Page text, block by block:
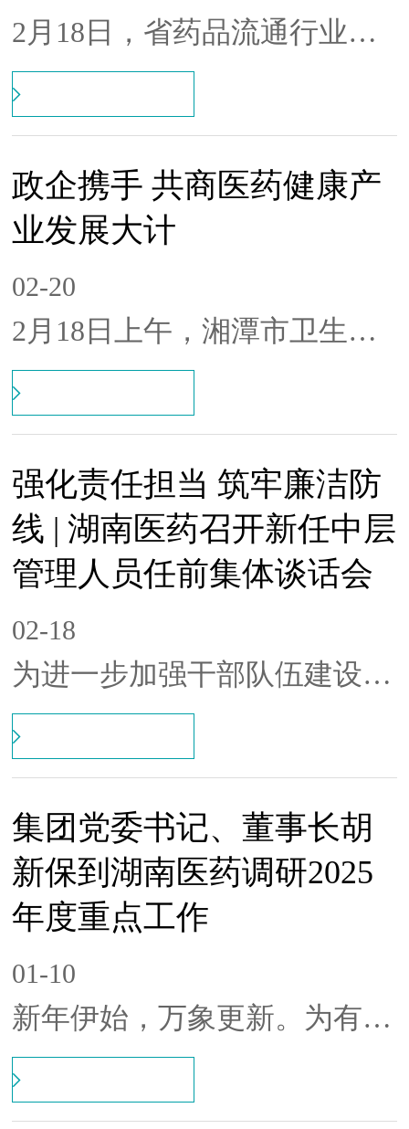
责人通过“线上+线下”结合方
式参会。
2月18日，省药品流通行业协
会秘书长文立高、长沙市药品
流通行业协会秘书长呙俊羽等
党委副书记、总经理谭丰主持
并讲话，党委委员、副总经理
唐建成，副总经理、质量负责
人陈嵘波，市场营销部和战略
发展部负责人参加座谈。
政企携手 共商医药健康产
业发展大计
02-20
2月18日上午，湘潭市卫生健
康委员会主任马金辉一行到湖
南医药调研指导。公司党委副
热情接洽，双方就如何深化医
药健康领域合作、服务湘潭
“三医联动”改革等工作深入交
强化责任担当 筑牢廉洁防
线 | 湖南医药召开新任中层
管理人员任前集体谈话会
02-18
为进一步加强干部队伍建设，
提升新任中层管理人员的责任
意识和履职能力，2月17日，
人员进行任前集体谈话。集团
党委副书记、职工董事，公司
党委书记、董事长刘晓出席并
理谭丰主持会议。
集团党委书记、董事长胡
新保到湖南医药调研2025
年度重点工作
01-10
新年伊始，万象更新。为有效
帮助企业解决实际问题，科学
谋划2025年工作，1月9日，集